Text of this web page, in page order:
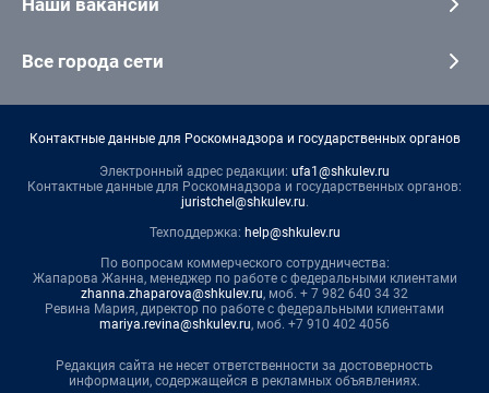
Наши вакансии
Все города сети
Контактные данные для Роскомнадзора и государственных органов
Электронный адрес редакции: ufa1@shkulev.ru
Контактные данные для Роскомнадзора и государственных органов:
juristchel@shkulev.ru.
Техподдержка: help@shkulev.ru
По вопросам коммерческого сотрудничества:
Жапарова Жанна, менеджер по работе с федеральными клиентами
zhanna.zhaparova@shkulev.ru, моб. + 7 982 640 34 32
Ревина Мария, директор по работе с федеральными клиентами
mariya.revina@shkulev.ru, моб. +7 910 402 4056
Редакция сайта не несет ответственности за достоверность
информации, содержащейся в рекламных объявлениях.